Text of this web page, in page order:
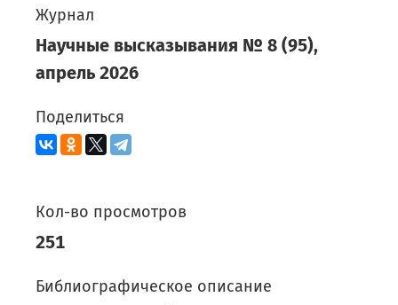
Журнал
Научные высказывания № 8 (95),
апрель 2026
Поделиться
Кол-во просмотров
251
Библиографическое описание